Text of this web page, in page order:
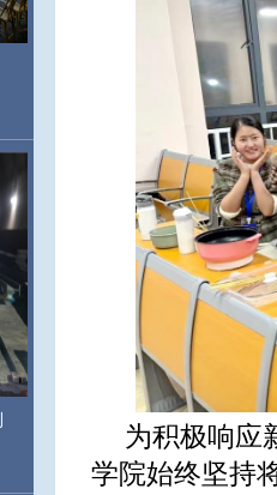
为积极响应
学院始终坚持